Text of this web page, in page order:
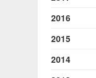
2016
2015
2014